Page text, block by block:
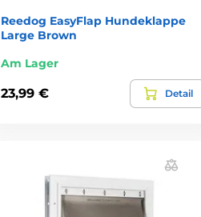
Reedog EasyFlap Hundeklappe
Large Brown
Am Lager
23,99 € Detail